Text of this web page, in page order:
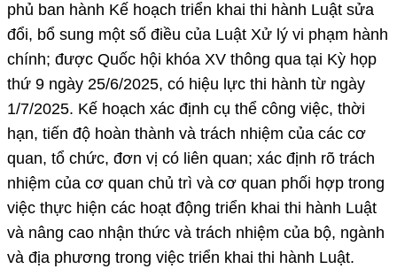
phủ ban hành Kế hoạch triển khai thi hành Luật sửa
đổi, bổ sung một số điều của Luật Xử lý vi phạm hành
chính; được Quốc hội khóa XV thông qua tại Kỳ họp
thứ 9 ngày 25/6/2025, có hiệu lực thi hành từ ngày
1/7/2025. Kế hoạch xác định cụ thể công việc, thời
hạn, tiến độ hoàn thành và trách nhiệm của các cơ
quan, tổ chức, đơn vị có liên quan; xác định rõ trách
nhiệm của cơ quan chủ trì và cơ quan phối hợp trong
việc thực hiện các hoạt động triển khai thi hành Luật
và nâng cao nhận thức và trách nhiệm của bộ, ngành
và địa phương trong việc triển khai thi hành Luật.